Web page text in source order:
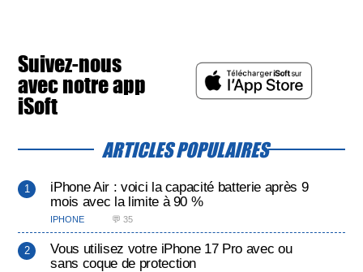
Suivez-nous
avec notre app
iSoft
ARTICLES POPULAIRES
iPhone Air : voici la capacité batterie après 9
mois avec la limite à 90 %
IPHONE 💬 35
Vous utilisez votre iPhone 17 Pro avec ou
sans coque de protection